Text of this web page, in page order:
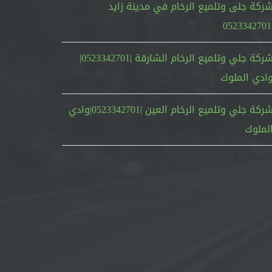
جلى وتلميع الرخام في مدينة زايد
شركة جلي وتلميع الرخام الشارقة |0523342701|
الملوك
شركة جلي وتلميع الرخام العين |0523342701|وادي